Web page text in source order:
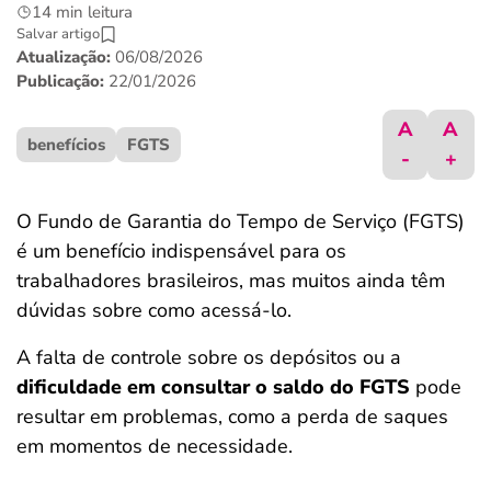
últimas notícias
ferramentas
14 min leitura
Salvar artigo
Atualização: 06/08/2026
Publicação: 22/01/2026
benefícios FGTS
A
-
A
+
O Fundo de Garantia do Tempo de Serviço (FGTS)
é um benefício indispensável para os
trabalhadores brasileiros, mas muitos ainda têm
dúvidas sobre como acessá-lo.
A falta de controle sobre os depósitos ou a
dificuldade em consultar o saldo do FGTS pode
resultar em problemas, como a perda de saques
em momentos de necessidade.